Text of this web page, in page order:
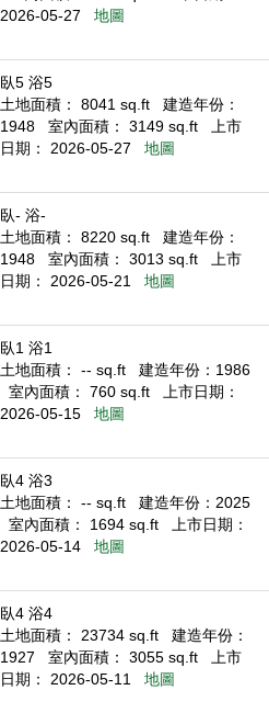
2026-05-27
地圖
臥5 浴5
土地面積： 8041 sq.ft
建造年份：
1948
室內面積： 3149 sq.ft
上市
日期： 2026-05-27
地圖
臥- 浴-
土地面積： 8220 sq.ft
建造年份：
1948
室內面積： 3013 sq.ft
上市
日期： 2026-05-21
地圖
臥1 浴1
土地面積： -- sq.ft
建造年份：1986
室內面積： 760 sq.ft
上市日期：
2026-05-15
地圖
臥4 浴3
土地面積： -- sq.ft
建造年份：2025
室內面積： 1694 sq.ft
上市日期：
2026-05-14
地圖
臥4 浴4
土地面積： 23734 sq.ft
建造年份：
1927
室內面積： 3055 sq.ft
上市
日期： 2026-05-11
地圖